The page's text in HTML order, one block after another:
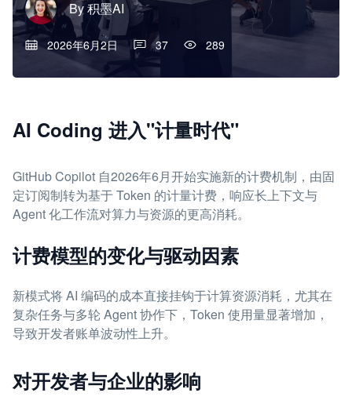
By积墨AI
2026年6月2日 37 289
AI Coding 进入"计量时代"
GitHub Copilot 自2026年6月开始实施新的计费机制，由固
定订阅制转为基于 Token 的计量计费，响应长上下文与
Agent 化工作流对算力与资源的更高消耗。
计费模型的变化与驱动因素
新模式将 AI 编码的成本直接挂钩于计算资源消耗，尤其在
复杂任务与多轮 Agent 协作下，Token 使用量显著增加，
导致开发者账单波动性上升。
对开发者与企业的影响